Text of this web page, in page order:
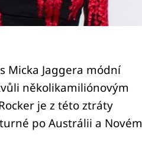
Micka Jaggera módní
několikamiliónovým
je z této ztráty
po Austrálii a Novém